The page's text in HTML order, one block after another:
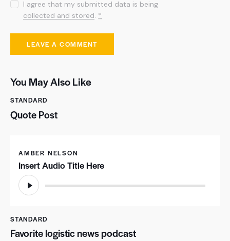
I agree that my submitted data is being
collected and stored. *
You May Also Like
STANDARD
Quote Post
AMBER NELSON
Insert Audio Title Here
Reproductor
de
STANDARD
Favorite logistic news podcast